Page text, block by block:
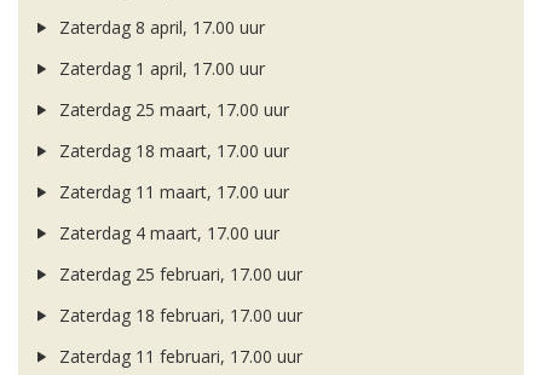
Zaterdag 8 april, 17.00 uur
Zaterdag 1 april, 17.00 uur
Zaterdag 25 maart, 17.00 uur
Zaterdag 18 maart, 17.00 uur
Zaterdag 11 maart, 17.00 uur
Zaterdag 4 maart, 17.00 uur
Zaterdag 25 februari, 17.00 uur
Zaterdag 18 februari, 17.00 uur
Zaterdag 11 februari, 17.00 uur